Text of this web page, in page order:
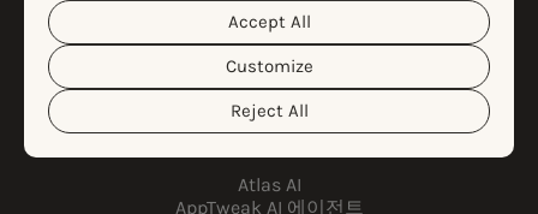
personal data and the different cookies we use, please
read our
Cookie Policy&Privacy Policy
customize your cookie settings and preferences by
clicking the “Customize” button.
Reject All
Customize
Accept All
APPTWEAK를 선택하는 이유
Atlas AI
AppTweak AI 에이전트